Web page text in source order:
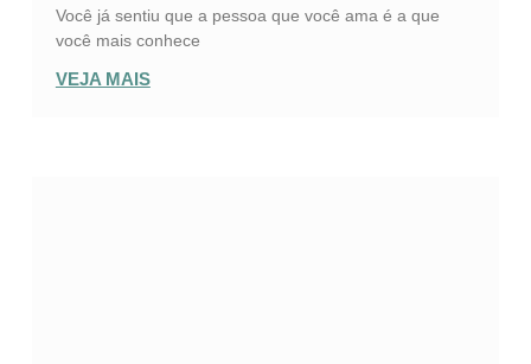
Você já sentiu que a pessoa que você ama é a que
você mais conhece
VEJA MAIS